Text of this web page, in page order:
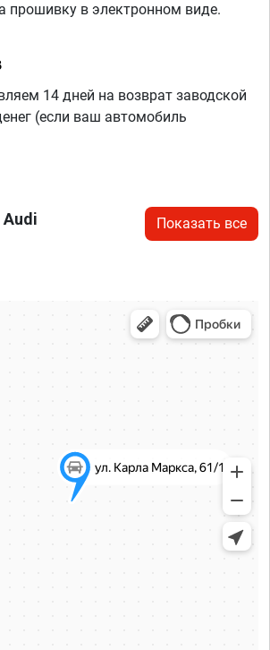
прошивку в электронном виде.
14 дней на возврат заводской
(если ваш автомобиль
Показать все